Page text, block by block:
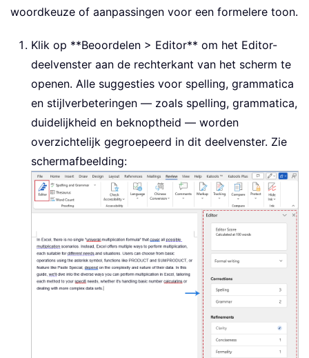
woordkeuze of aanpassingen voor een formelere toon.
Klik op **Beoordelen > Editor** om het Editor-
deelvenster aan de rechterkant van het scherm te
openen. Alle suggesties voor spelling, grammatica
en stijlverbeteringen — zoals spelling, grammatica,
duidelijkheid en beknoptheid — worden
overzichtelijk gegroepeerd in dit deelvenster. Zie
schermafbeelding: